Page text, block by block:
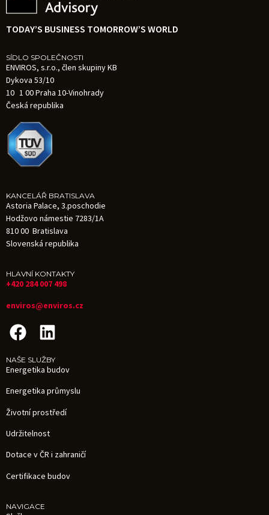
TODAY’S BUSINESS TOMORROW’S WORLD
SÍDLO SPOLEČNOSTI
ENVIROS, s.r.o., člen skupiny KB
Dykova 53/10
10 1 00 Praha 10-Vinohrady
Česká republika
KANCELÁŘ BRATISLAVA
Astoria Palace, 3.poschodie
Hodžovo námestie 7283/1A
810 00 Bratislava
Slovenská republika
HLAVNÍ KONTAKTY
+420 284 007 498
enviros@enviros.cz
NAŠE SLUŽBY
Energetika budov
Energetika průmyslu
Životní prostředí
Udržitelnost
Dotace v ČR i zahraničí
Certifikace budov
NAVIGACE